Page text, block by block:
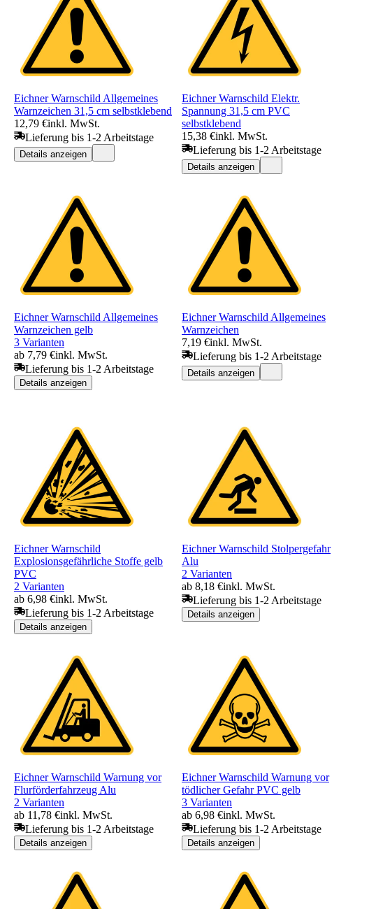
Eichner Warnschild Allgemeines
Warnzeichen 31,5 cm selbstklebend
12,79 €inkl. MwSt.
Lieferung bis 1-2 Arbeitstage
Details anzeigen
Eichner Warnschild Elektr.
Spannung 31,5 cm PVC
selbstklebend
15,38 €inkl. MwSt.
Lieferung bis 1-2 Arbeitstage
Details anzeigen
Eichner Warnschild Allgemeines
Warnzeichen gelb
3 Varianten
ab 7,79 €inkl. MwSt.
Lieferung bis 1-2 Arbeitstage
Details anzeigen
Eichner Warnschild Allgemeines
Warnzeichen
7,19 €inkl. MwSt.
Lieferung bis 1-2 Arbeitstage
Details anzeigen
Eichner Warnschild
Explosionsgefährliche Stoffe gelb
PVC
2 Varianten
ab 6,98 €inkl. MwSt.
Lieferung bis 1-2 Arbeitstage
Details anzeigen
Eichner Warnschild Stolpergefahr
Alu
2 Varianten
ab 8,18 €inkl. MwSt.
Lieferung bis 1-2 Arbeitstage
Details anzeigen
Eichner Warnschild Warnung vor
Flurförderfahrzeug Alu
2 Varianten
ab 11,78 €inkl. MwSt.
Lieferung bis 1-2 Arbeitstage
Details anzeigen
Eichner Warnschild Warnung vor
tödlicher Gefahr PVC gelb
3 Varianten
ab 6,98 €inkl. MwSt.
Lieferung bis 1-2 Arbeitstage
Details anzeigen